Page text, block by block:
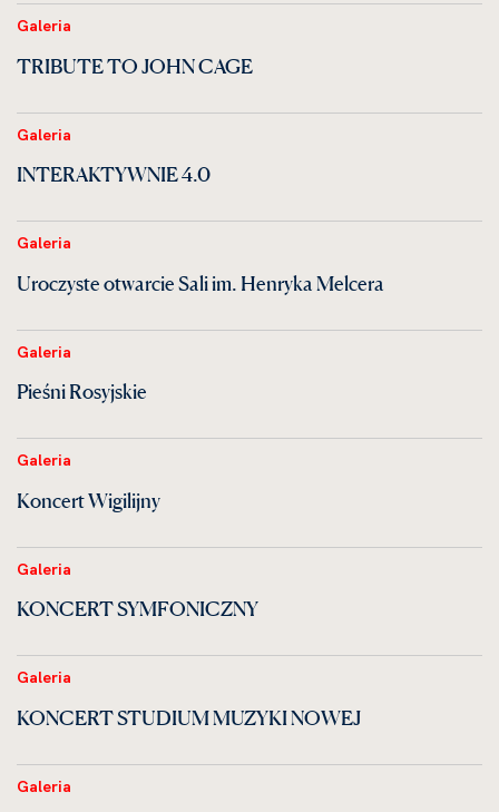
Galeria
TRIBUTE TO JOHN CAGE
Galeria
INTERAKTYWNIE 4.0
Galeria
Uroczyste otwarcie Sali im. Henryka Melcera
Galeria
Pieśni Rosyjskie
Galeria
Koncert Wigilijny
Galeria
KONCERT SYMFONICZNY
Galeria
KONCERT STUDIUM MUZYKI NOWEJ
Galeria